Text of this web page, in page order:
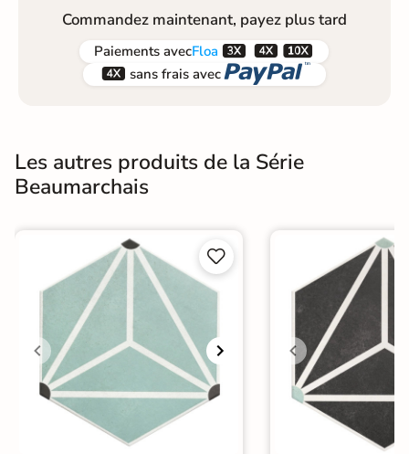
Commandez maintenant, payez plus tard
Paiements avecFloa  
 sans frais avec 
Les autres produits de la Série
Beaumarchais

